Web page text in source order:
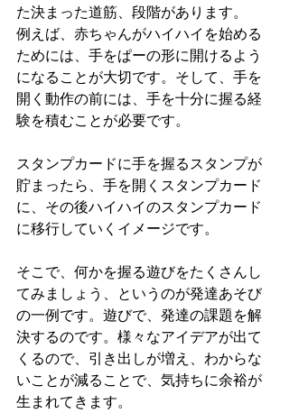
た決まった道筋、段階があります。
例えば、赤ちゃんがハイハイを始める
ためには、手をぱーの形に開けるよう
になることが大切です。そして、手を
開く動作の前には、手を十分に握る経
験を積むことが必要です。
スタンプカードに手を握るスタンプが
貯まったら、手を開くスタンプカード
に、その後ハイハイのスタンプカード
に移行していくイメージです。
そこで、何かを握る遊びをたくさんし
てみましょう、というのが発達あそび
の一例です。遊びで、発達の課題を解
決するのです。様々なアイデアが出て
くるので、引き出しが増え、わからな
いことが減ることで、気持ちに余裕が
生まれてきます。